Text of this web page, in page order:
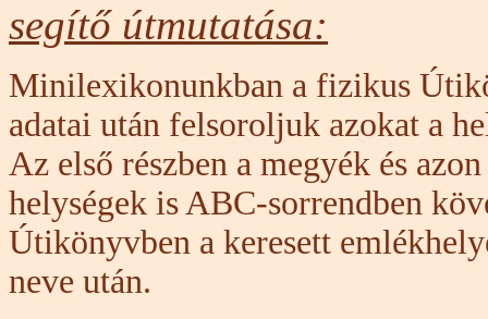
segítő útmutatása:
Minilexikonunkban a fizikus
adatai után felsoroljuk azokat a
Az első részben a megyék és
helységek is ABC-sorrendben
Útikönyvben a keresett
neve után.